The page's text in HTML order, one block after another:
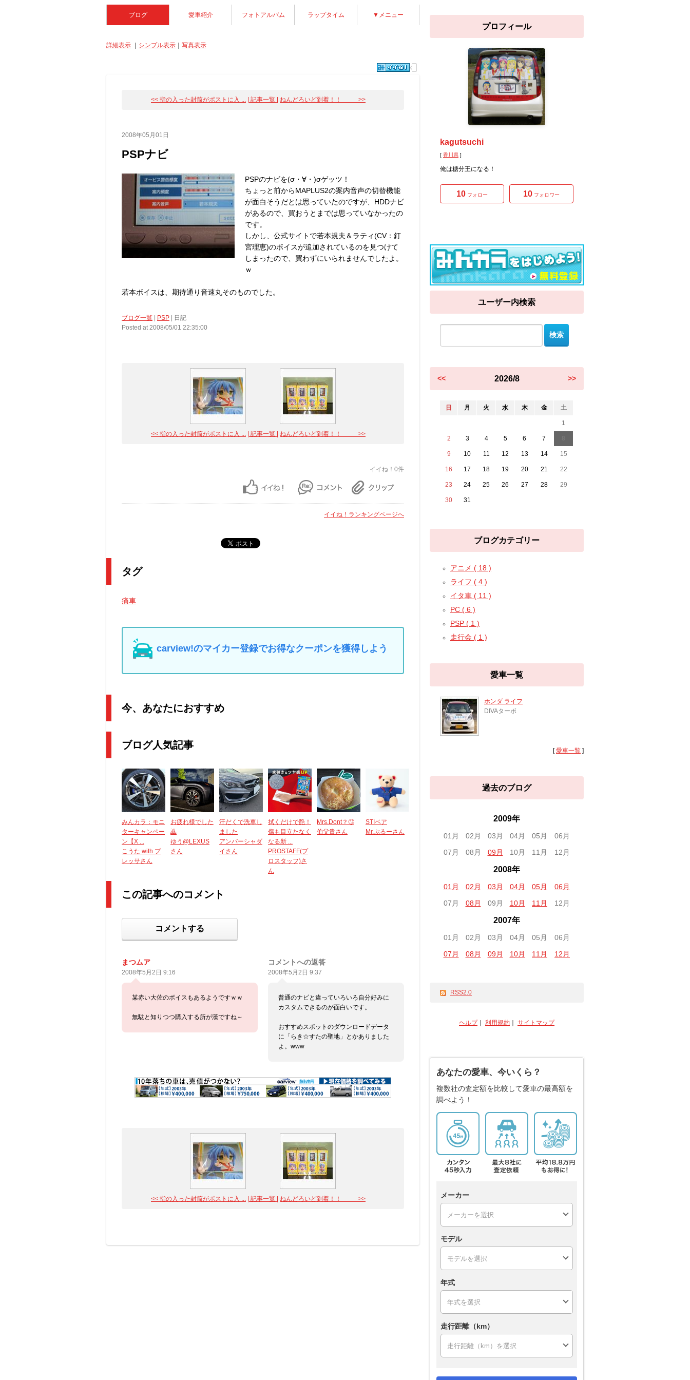
ブログ 愛車紹介 フォトアルバム ラップタイム ▼メニュー
詳細表示 シンプル表示 写真表示
<< 指の入った封筒がポストに入 ... | 記事一覧 | ねんどろいど到着！！ >>
2008年05月01日
PSPナビ
PSPのナビを(σ・∀・)σゲッツ！
ちょっと前からMAPLUS2の案内音声の切替機能
が面白そうだとは思っていたのですが、HDDナビ
があるので、買おうとまでは思っていなかったの
です。
しかし、公式サイトで若本規夫＆ラティ(CV：釘
宮理恵)のボイスが追加されているのを見つけて
しまったので、買わずにいられませんでしたよ。
ｗ
若本ボイスは、期待通り音速丸そのものでした。
ブログ一覧 PSP | 日記
Posted at 2008/05/01 22:35:00
<< 指の入った封筒がポストに入 ... | 記事一覧 | ねんどろいど到着！！ >>
イイね！0件
イイね！ランキングページへ
タグ
痛車
carview!のマイカー登録でお得なクーポンを獲得しよう
今、あなたにおすすめ
ブログ人気記事
みんカラ：モニ
ターキャンペー
ン【X ...
こうた with プ
レッサさん
お疲れ様でした
🙇
ゆう@LEXUS
さん
汗だくで洗車し
ました
アンバーシャダ
イさん
拭くだけで艶！
傷も目立たなく
なる新 ...
PROSTAFF(プ
ロスタッフ)さ
ん
Mrs.Dont？🙄
伯父貴さん
STIベア
Mr.ぶるーさん
この記事へのコメント
コメントする
まつムア
2008年5月2日 9:16
某赤い大佐のボイスもあるようですｗｗ
無駄と知りつつ購入する所が漢ですね～
コメントへの返答
2008年5月2日 9:37
普通のナビと違っていろいろ自分好みに
カスタムできるのが面白いです。
おすすめスポットのダウンロードデータ
に「らき☆すたの聖地」とかありました
よ。www
<< 指の入った封筒がポストに入 ... | 記事一覧 | ねんどろいど到着！！ >>
プロフィール
kagutsuchi
[ 香川県 ]
俺は糖分王になる！
10 フォロー 10 フォロワー
ユーザー内検索
<< 2026/8 >>
日 月 火 水 木 金 土
1
2 3 4 5 6 7
9 10 11 12 13 14 15
16 17 18 19 20 21 22
23 24 25 26 27 28 29
30 31
ブログカテゴリー
アニメ ( 18 )
ライフ ( 4 )
イタ車 ( 11 )
PC ( 6 )
PSP ( 1 )
走行会 ( 1 )
愛車一覧
ホンダ ライフ
DIVAターボ
[愛車一覧 ]
過去のブログ
2009年
01月 02月 03月 04月 05月
06月
07月
08月 09月 10月 11月 12月
2008年
01月 02月 03月 04月 05月
06月
07月
08月 09月 10月 11月 12月
2007年
01月 02月 03月 04月 05月
06月
07月
08月 09月 10月 11月 12月
RSS2.0
ヘルプ｜ 利用規約 サイトマップ
あなたの愛車、今いくら？
複数社の査定額を比較して愛車の最高額を
調べよう！
メーカー
モデル
年式
走行距離（km）